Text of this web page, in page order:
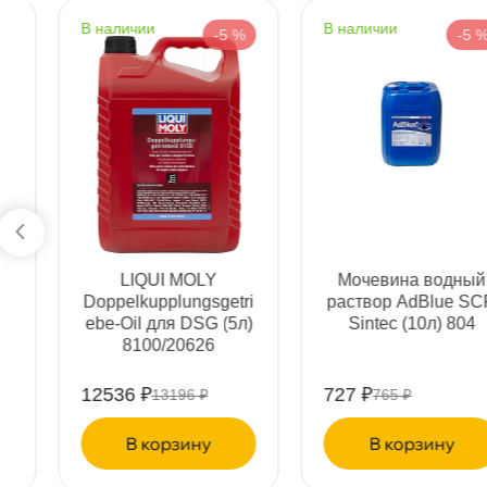
наличии -5 %
YAMAHA Масло
Yamalube Gear Oil
SAE 90 GL-4 (350мл)
90790BS80600
1330 ₽1400 ₽
корзину
наличии -5 %
HG9041
Металлогерметик д/
ремонта системы
1150 ₽1210 ₽
корзину
Самовывоз
ул. Салова, д. 30
Пн-Пт09.30 - 19.00
Сегодня, бесплатно
Богатырский пр. 12
3 шт
Пн–Вс 10:00 – 21:00
Сегодня, бесплатно
н. Обводного канала 115
Сегодня, бесплатно